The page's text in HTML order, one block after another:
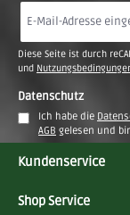
Mail-
Adresse
*
Diese Seite ist durch
und
Datenschutz
Ich habe die
AGB gelesen und
Shop Service
Kundenservice